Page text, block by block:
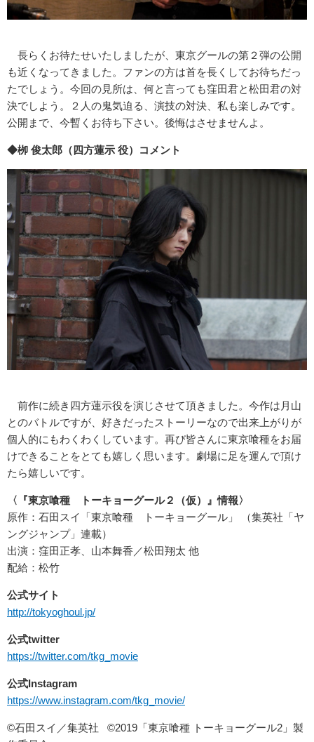
長らくお待たせいたしましたが、東京グールの第２弾の公開
も近くなってきました。ファンの方は首を長くしてお待ちだっ
たでしょう。今回の見所は、何と言っても窪田君と松田君の対
決でしよう。２人の鬼気迫る、演技の対決、私も楽しみです。
公開まで、今暫くお待ち下さい。後悔はさせませんよ。
◆栁 俊太郎（四方蓮示 役）コメント
前作に続き四方蓮示役を演じさせて頂きました。今作は月山
とのバトルですが、好きだったストーリーなので出来上がりが
個人的にもわくわくしています。再び皆さんに東京喰種をお届
けできることをとても嬉しく思います。劇場に足を運んで頂け
たら嬉しいです。
〈『東京喰種 トーキョーグール２（仮）』情報〉
原作：石田スイ「東京喰種 トーキョーグール」 （集英社「ヤ
ングジャンプ」連載）
出演：窪田正孝、山本舞香／松田翔太 他
配給：松竹
公式サイト
http://tokyoghoul.jp/
公式twitter
https://twitter.com/tkg_movie
公式Instagram
https://www.instagram.com/tkg_movie/
©石田スイ／集英社 ©2019「東京喰種 トーキョーグール2」製